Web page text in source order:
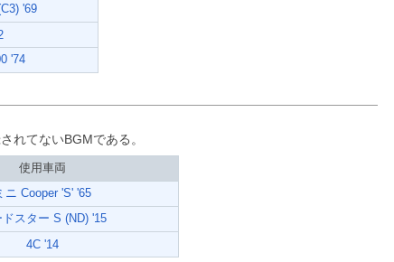
'69
'74
れてないBGMである。
使用車両
ニ Cooper 'S' '65
ドスター S (ND) '15
4C '14